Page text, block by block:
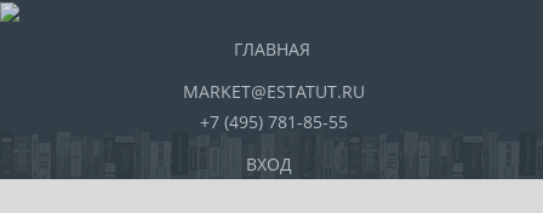
ГЛАВНАЯ
MARKET@ESTATUT.RU
+7 (495) 781-85-55
ВХОД